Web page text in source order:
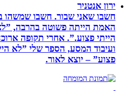
ירון אנטניר
חשבו שאני שבור. חשבו שמשהו בי
האמת הייתה פשוטה בהרבה, ”לא
הייתי פצוע.”. אחרי תקופה ארוכה של
ועיבוד המסע, הספר שלי ”לא הייתי
פצוע” – יוצא לאור.